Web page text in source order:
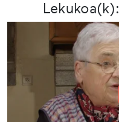
Lekukoa(k):